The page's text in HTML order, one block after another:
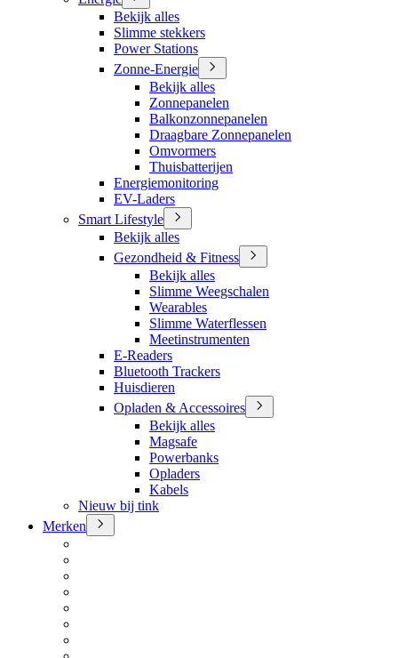
Bekijk alles
Slimme stekkers
Power Stations
Zonne-Energie
Bekijk alles
Zonnepanelen
Balkonzonnepanelen
Draagbare Zonnepanelen
Omvormers
Thuisbatterijen
Energiemonitoring
EV-Laders
Smart Lifestyle
Bekijk alles
Gezondheid & Fitness
Bekijk alles
Slimme Weegschalen
Wearables
Slimme Waterflessen
Meetinstrumenten
E-Readers
Bluetooth Trackers
Huisdieren
Opladen & Accessoires
Bekijk alles
Magsafe
Powerbanks
Opladers
Kabels
Nieuw bij tink
Merken